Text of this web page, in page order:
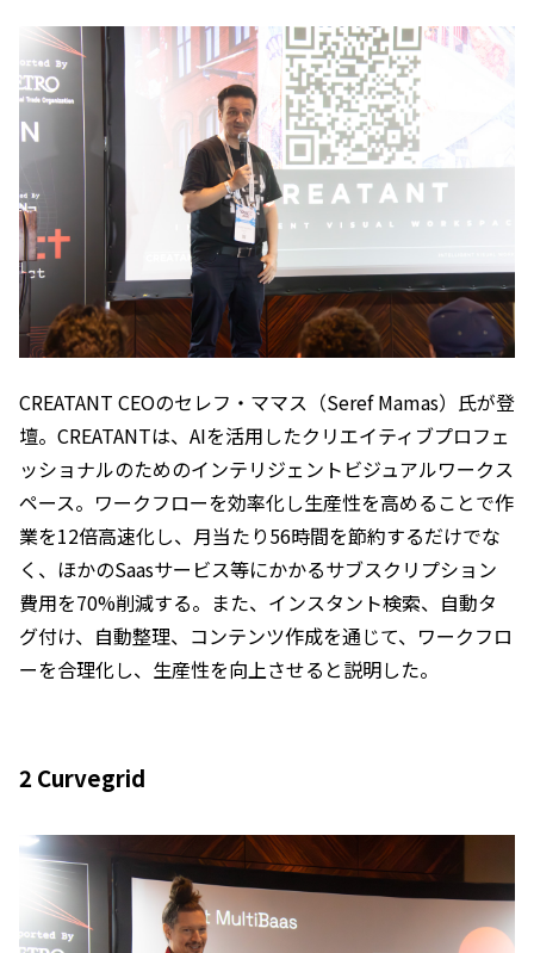
CREATANT CEOのセレフ・ママス（Seref Mamas）氏が登
壇。CREATANTは、AIを活用したクリエイティブプロフェ
ッショナルのためのインテリジェントビジュアルワークス
ペース。ワークフローを効率化し生産性を高めることで作
業を12倍高速化し、月当たり56時間を節約するだけでな
く、ほかのSaasサービス等にかかるサブスクリプション
費用を70%削減する。また、インスタント検索、自動タ
グ付け、自動整理、コンテンツ作成を通じて、ワークフロ
ーを合理化し、生産性を向上させると説明した。
2 Curvegrid